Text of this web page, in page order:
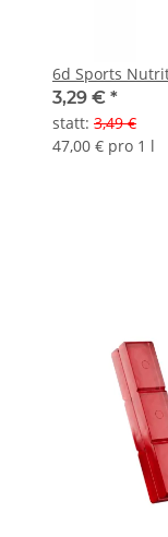
6d Sports
3,29 € *
statt: 3,49 €
47,00 € pro 1 l